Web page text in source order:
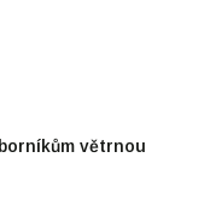
větrnou